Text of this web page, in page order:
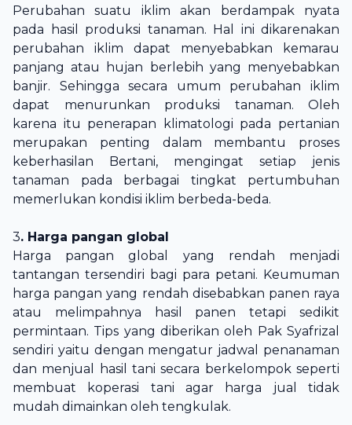
Perubahan suatu iklim akan berdampak nyata
pada hasil produksi tanaman. Hal ini dikarenakan
perubahan iklim dapat menyebabkan kemarau
panjang atau hujan berlebih yang menyebabkan
banjir. Sehingga secara umum perubahan iklim
dapat menurunkan produksi tanaman. Oleh
karena itu penerapan klimatologi pada pertanian
merupakan penting dalam membantu proses
keberhasilan Bertani, mengingat setiap jenis
tanaman pada berbagai tingkat pertumbuhan
memerlukan kondisi iklim berbeda-beda.
3. Harga pangan global
Harga pangan global yang rendah menjadi
tantangan tersendiri bagi para petani. Keumuman
harga pangan yang rendah disebabkan panen raya
atau melimpahnya hasil panen tetapi sedikit
permintaan. Tips yang diberikan oleh Pak Syafrizal
sendiri yaitu dengan mengatur jadwal penanaman
dan menjual hasil tani secara berkelompok seperti
membuat koperasi tani agar harga jual tidak
mudah dimainkan oleh tengkulak.